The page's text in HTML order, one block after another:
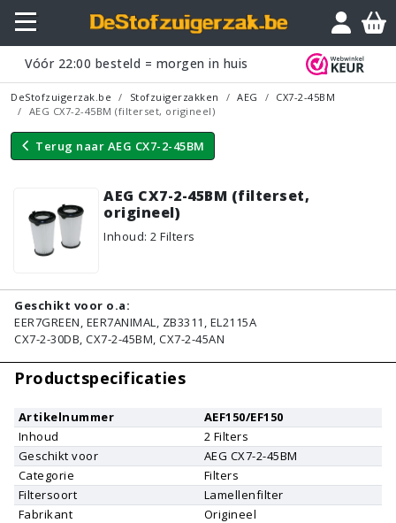
Vóór 22:00 besteld = morgen in huis
DeStofzuigerzak.be Stofzuigerzakken AEG
CX7-2-45BM
AEG CX7-2-45BM (filterset, origineel)
Terug naar AEG CX7-2-45BM
AEG CX7-2-45BM (filterset,
origineel)
Inhoud: 2 Filters
Vraagje?
Geschikt voor o.a:
EER7GREEN, EER7ANIMAL, ZB3311, EL2115A
CX7-2-30DB, CX7-2-45BM, CX7-2-45AN
Productspecificaties
Artikelnummer
AEF150/EF150
Inhoud
2 Filters
Geschikt voor
AEG CX7-2-45BM
Categorie
Filters
Filtersoort
Lamellenfilter
Fabrikant
Origineel